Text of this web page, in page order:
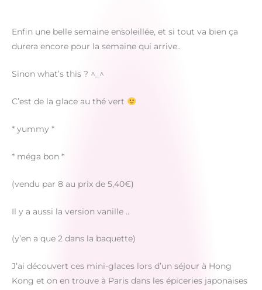
Enfin une belle semaine ensoleillée, et si tout va bien ça
durera encore pour la semaine qui arrive..
Sinon what’s this ? ^_^
C’est de la glace au thé vert
* yummy *
* méga bon *
(vendu par 8 au prix de 5,40€)
Il y a aussi la version vanille ..
(y’en a que 2 dans la baquette)
J’ai découvert ces mini-glaces lors d’un séjour à Hong
Kong et on en trouve à Paris dans les épiceries japonaises